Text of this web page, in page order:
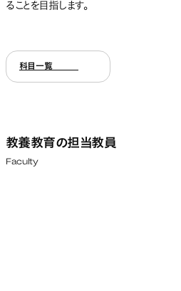
ることを目指します。
科目一覧
教養教育の担当教員
Faculty